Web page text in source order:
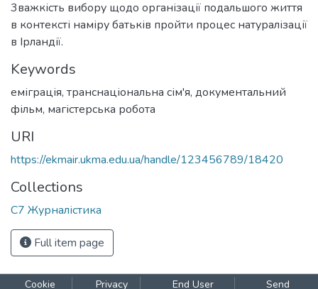
3важкість вибору щодо організації подальшого життя
в контексті наміру батьків пройти процес натуралізації
в Ірландії.
Keywords
еміграція, транснаціональна сім'я, документальний
фільм, магістерська робота
URI
https://ekmair.ukma.edu.ua/handle/123456789/18420
Collections
С7 Журналістика
Full item page
Cookie Privacy End User Send